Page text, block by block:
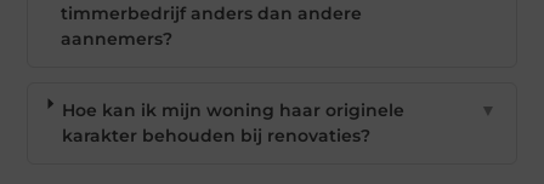
timmerbedrijf anders dan andere
aannemers?
Hoe kan ik mijn woning haar originele
karakter behouden bij renovaties?
▼